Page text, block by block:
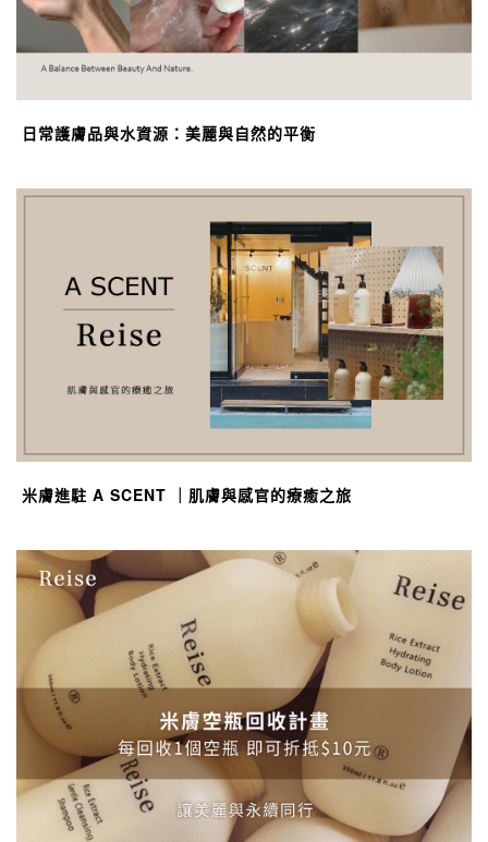
日常護膚品與水資源：美麗與自然的平衡
米膚進駐 A SCENT ｜肌膚與感官的療癒之旅